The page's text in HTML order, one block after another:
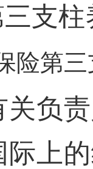
支
险第
责
上